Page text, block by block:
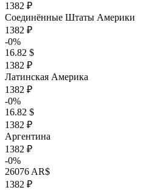
1382 ₽
Соединённые Штаты Америки
1382 ₽
-0%
16.82 $
1382 ₽
Латинская Америка
1382 ₽
-0%
16.82 $
1382 ₽
Аргентина
1382 ₽
-0%
26076 AR$
1382 ₽